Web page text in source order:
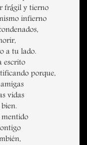
frágil y tierno
infierno
a tu lado.
escrito
porque,
vidas
mentido